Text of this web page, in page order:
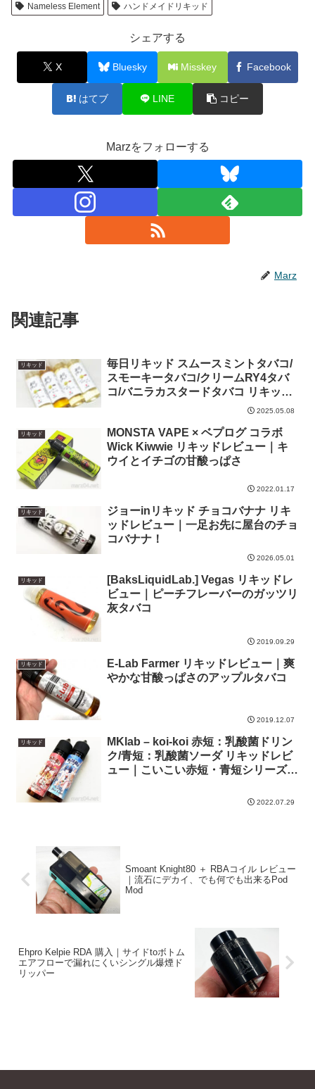
Nameless Element
ハンドメイドリキッド
シェアする
X Bluesky Misskey Facebook
はてブ LINE コピー
Marzをフォローする
Marz
関連記事
リキッド
毎日リキッド スムースミントタバコ/
スモーキータバコ/クリームRY4タバ
コ/バニラカスタードタバコ リキッド
レビュー｜タバコ系4種が一挙にお目
2025.05.08
リキッド
MONSTA VAPE × ベプログ コラボ
Wick Kiwwie リキッドレビュー｜キ
ウイとイチゴの甘酸っぱさ
2022.01.17
リキッド
ジョーinリキッド チョコバナナ リキ
ッドレビュー｜一足お先に屋台のチョ
コバナナ！
2026.05.01
リキッド
[BaksLiquidLab.] Vegas リキッドレ
ビュー｜ピーチフレーバーのガッツリ
灰タバコ
2019.09.29
リキッド
E-Lab Farmer リキッドレビュー｜爽
やかな甘酸っぱさのアップルタバコ
2019.12.07
リキッド
MKlab – koi-koi 赤短：乳酸菌ドリン
ク/青短：乳酸菌ソーダ リキッドレビ
ュー｜こいこい赤短・青短シリーズの
2022.07.29
Smoant Knight80 ＋ RBAコイル レビュー
｜流石にデカイ、でも何でも出来るPod
Mod
Ehpro Kelpie RDA 購入｜サイドtoボトム
エアフローで漏れにくいシングル爆煙ド
リッパー